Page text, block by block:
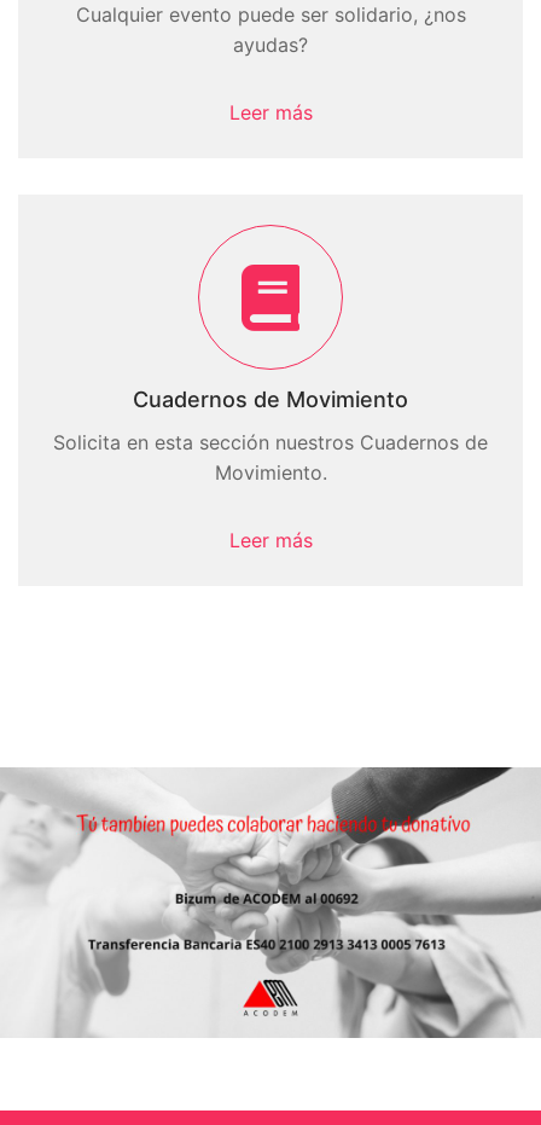
Cualquier evento puede ser solidario, ¿nos
ayudas?
Leer más
Cuadernos de Movimiento
Solicita en esta sección nuestros Cuadernos de
Movimiento.
Leer más